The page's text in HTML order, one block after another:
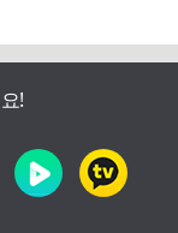
!